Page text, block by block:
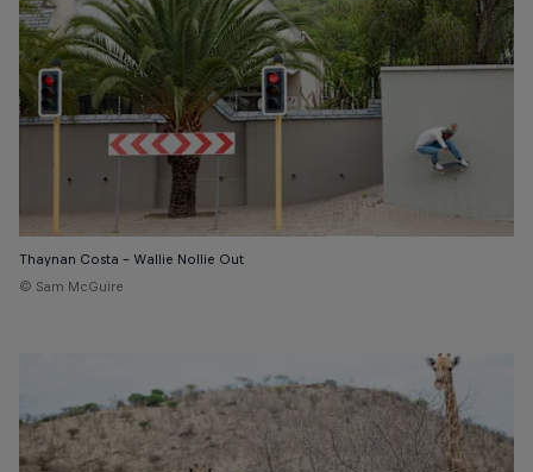
Thaynan Costa – Wallie Nollie Out
© Sam McGuire